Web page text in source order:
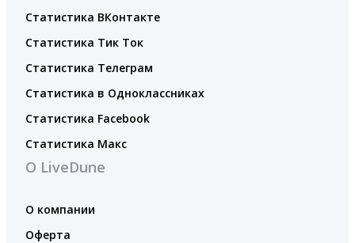
Статистика ВКонтакте
Статистика Тик Ток
Статистика Телеграм
Статистика в Одноклассниках
Статистика Facebook
Статистика Макс
О LiveDune
О компании
Оферта